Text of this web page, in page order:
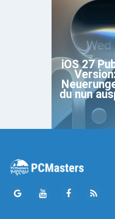
iOS 27
du nun